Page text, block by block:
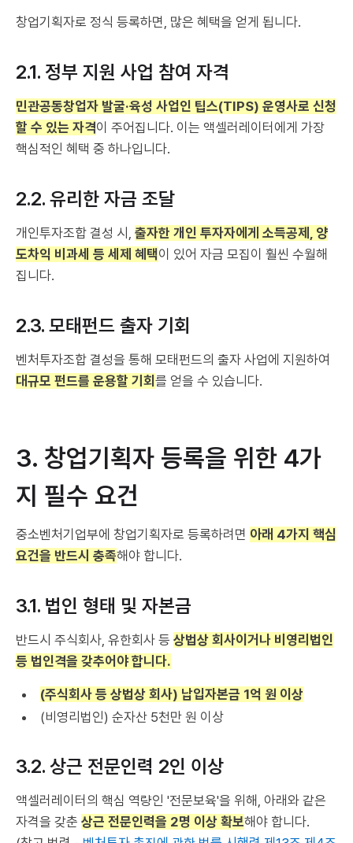
창업기획자로 정식 등록하면, 많은 혜택을 얻게 됩니다.
2.1. 정부 지원 사업 참여 자격
민관공동창업자 발굴·육성 사업인 팁스(TIPS) 운영사로 신청
할 수 있는 자격이 주어집니다. 이는 액셀러레이터에게 가장
핵심적인 혜택 중 하나입니다.
2.2. 유리한 자금 조달
개인투자조합 결성 시, 출자한 개인 투자자에게 소득공제, 양
도차익 비과세 등 세제 혜택이 있어 자금 모집이 훨씬 수월해
집니다.
2.3. 모태펀드 출자 기회
벤처투자조합 결성을 통해 모태펀드의 출자 사업에 지원하여
대규모 펀드를 운용할 기회 를 얻을 수 있습니다.
3. 창업기획자 등록을 위한 4가
지 필수 요건
중소벤처기업부에 창업기획자로 등록하려면 아래 4가지 핵심
요건을 반드시 충족해야 합니다.
3.1. 법인 형태 및 자본금
반드시 주식회사, 유한회사 등 상법상 회사이거나 비영리법인
등 법인격을 갖추어야 합니다.
(주식회사 등 상법상 회사) 납입자본금 1억 원 이상
(비영리법인) 순자산 5천만 원 이상
3.2. 상근 전문인력 2인 이상
액셀러레이터의 핵심 역량인 '전문보육'을 위해, 아래와 같은
자격을 갖춘 상근 전문인력을 2명 이상 확보해야 합니다.